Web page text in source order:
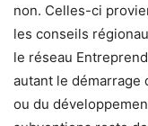
non. Celles-ci
les conseils
le réseau
autant le démarrage
ou du